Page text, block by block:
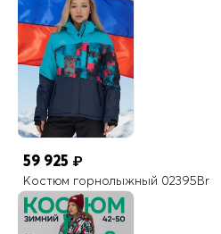
59 925 ₽
Костюм горнолыжный 02395Br